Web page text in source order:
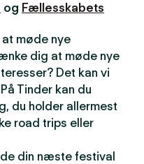
og Fællesskabets
møde nye
dig at møde nye
Det kan vi
Tinder kan du
du holder allermest
road trips eller
din næste festival